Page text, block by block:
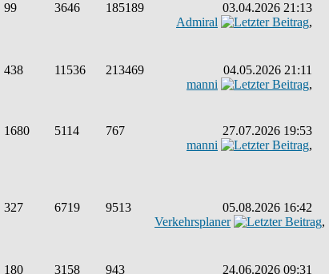
99 3646 185189
03.04.2026 21:13
Admiral
,
438 11536 213469
04.05.2026 21:11
manni
,
1680 5114 767
27.07.2026 19:53
manni
,
327 6719 9513
05.08.2026 16:42
Verkehrsplaner
,
180 3158 943
24.06.2026 09:31